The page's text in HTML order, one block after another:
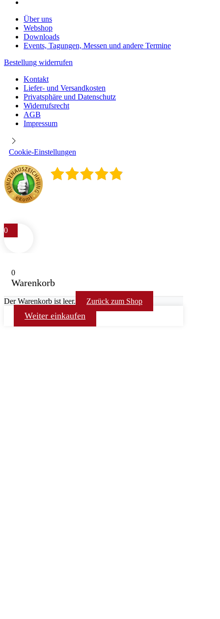
Über uns
Webshop
Downloads
Events, Tagungen, Messen und andere Termine
Bestellung widerrufen
Kontakt
Liefer- und Versandkosten
Privatsphäre und Datenschutz
Widerrufsrecht
AGB
Impressum
Cookie-Einstellungen
0
0
Warenkorb
Der Warenkorb ist leer. Zurück zum Shop
Weiter einkaufen